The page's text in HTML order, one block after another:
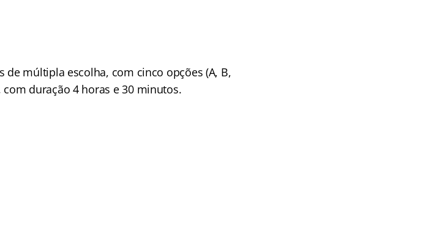
múltipla escolha, com cinco opções (A, B,
com duração 4 horas e 30 minutos.